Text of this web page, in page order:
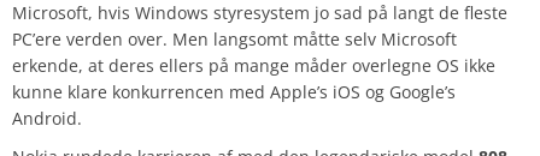
Microsoft, hvis Windows styresystem jo sad på langt de fleste
PC’ere verden over. Men langsomt måtte selv Microsoft
erkende, at deres ellers på mange måder overlegne OS ikke
kunne klare konkurrencen med Apple’s iOS og Google’s
Android.